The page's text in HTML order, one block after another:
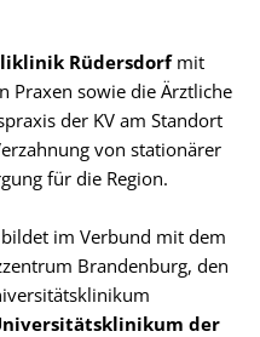
Rüdersdorfmit
Praxen sowie die Ärztliche
der KV am Standort
von stationärer
für die Region.
im Verbund mit dem
Brandenburg, den
der